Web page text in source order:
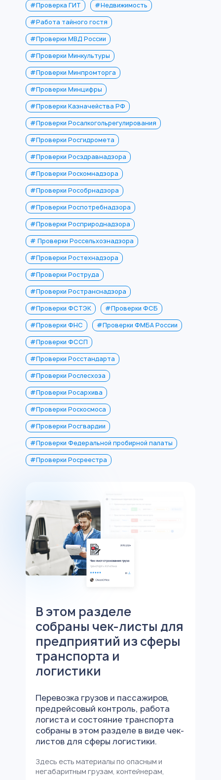
#Проверка ГИТ
#Недвижимость
#Работа тайного гостя
#Проверки МВД России
#Проверки Минкультуры
#Проверки Минпромторга
#Проверки Минцифры
#Проверки Казначейства РФ
#Проверки Росалкогольрегулирования
#Проверки Росгидромета
#Проверки Росздравнадзора
#Проверки Роскомнадзора
#Проверки Рособрнадзора
#Проверки Роспотребнадзора
#Проверки Росприроднадзора
# Проверки Россельхознадзора
#Проверки Ростехнадзора
#Проверки Роструда
#Проверки Ространснадзора
#Проверки ФСТЭК
#Проверки ФСБ
#Проверки ФНС
#Проверки ФМБА России
#Проверки ФССП
#Проверки Росстандарта
#Проверки Рослесхоза
#Проверки Росархива
#Проверки Роскосмоса
#Проверки Росгвардии
#Проверки Федеральной пробирной палаты
#Проверки Росреестра
В этом разделе
собраны чек-листы для
предприятий из сферы
транспорта и
логистики
Перевозка грузов и пассажиров,
предрейсовый контроль, работа
логиста и состояние транспорта
собраны в этом разделе в виде чек-
листов для сферы логистики.
Здесь есть материалы по опасным и
негабаритным грузам, контейнерам,